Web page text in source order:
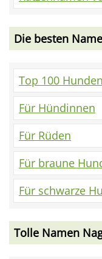
Die besten
Top 100
Für Hündinnen
Für Rüden
Für braune
Für schwarze
Tolle Namen